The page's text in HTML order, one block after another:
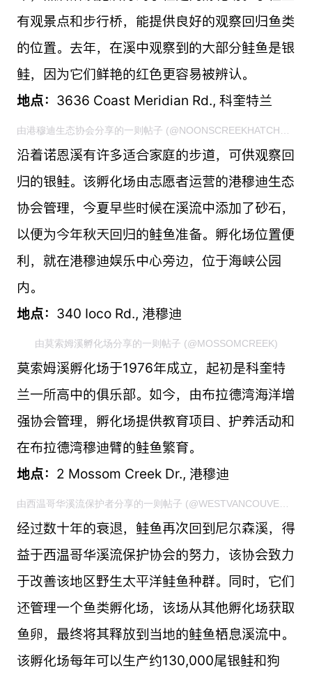
有观景点和步行桥，能提供良好的观察回归鱼类
的位置。去年，在溪中观察到的大部分鲑鱼是银
鲑，因为它们鲜艳的红色更容易被辨认。
地点： 3636 Coast Meridian Rd., 科奎特兰
沿着诺恩溪有许多适合家庭的步道，可供观察回
归的银鲑。该孵化场由志愿者运营的港穆迪生态
协会管理，今夏早些时候在溪流中添加了砂石，
以便为今年秋天回归的鲑鱼准备。孵化场位置便
利，就在港穆迪娱乐中心旁边，位于海峡公园
内。
地点： 340 Ioco Rd., 港穆迪
由莫索姆溪孵化场分享的一则帖子 (@MOSSOMCREEK)
莫索姆溪孵化场于1976年成立，起初是科奎特
兰一所高中的俱乐部。如今，由布拉德湾海洋增
强协会管理，孵化场提供教育项目、护养活动和
在布拉德湾穆迪臂的鲑鱼繁育。
地点： 2 Mossom Creek Dr., 港穆迪
由西温哥华溪流保护者分享的一则帖子 (@WESTVANCOUVER_STREAMKEEPERS)
经过数十年的衰退，鲑鱼再次回到尼尔森溪，得
益于西温哥华溪流保护协会的努力，该协会致力
于改善该地区野生太平洋鲑鱼种群。同时，它们
还管理一个鱼类孵化场，该场从其他孵化场获取
鱼卵，最终将其释放到当地的鲑鱼栖息溪流中。
该孵化场每年可以生产约130,000尾银鲑和狗